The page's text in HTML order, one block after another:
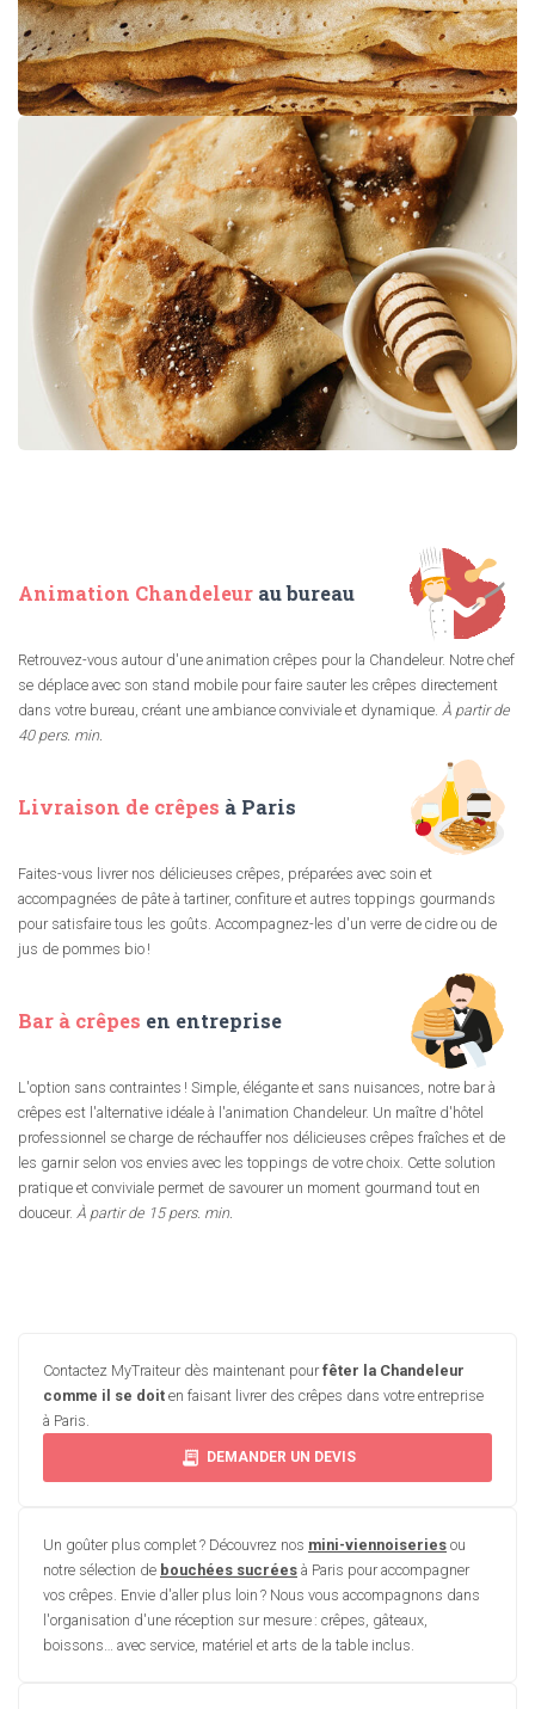
Animation Chandeleur au bureau
Retrouvez-vous autour d'une animation crêpes pour la Chandeleur. Notre chef
se déplace avec son stand mobile pour faire sauter les crêpes directement
dans votre bureau, créant une ambiance conviviale et dynamique. À partir de
40 pers. min.
Livraison de crêpes à Paris
Faites-vous livrer nos délicieuses crêpes, préparées avec soin et
accompagnées de pâte à tartiner, confiture et autres toppings gourmands
pour satisfaire tous les goûts. Accompagnez-les d'un verre de cidre ou de
jus de pommes bio !
Bar à crêpes en entreprise
L'option sans contraintes ! Simple, élégante et sans nuisances, notre bar à
crêpes est l'alternative idéale à l'animation Chandeleur. Un maître d'hôtel
professionnel se charge de réchauffer nos délicieuses crêpes fraîches et de
les garnir selon vos envies avec les toppings de votre choix. Cette solution
pratique et conviviale permet de savourer un moment gourmand tout en
douceur. À partir de 15 pers. min.
Contactez MyTraiteur dès maintenant pourfêter la Chandeleur
comme il se doit en faisant livrer des crêpes dans votre entreprise
à Paris.
DEMANDER UN DEVIS
Un goûter plus complet ? Découvrez nos mini-viennoiseries ou
notre sélection de bouchées sucrées à Paris pour accompagner
vos crêpes. Envie d'aller plus loin ? Nous vous accompagnons dans
l'organisation d'une réception sur mesure : crêpes, gâteaux,
boissons… avec service, matériel et arts de la table inclus.